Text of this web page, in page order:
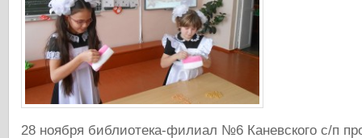
28 ноября библиотека-филиал №6 Каневского с/п